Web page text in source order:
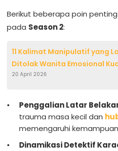
Berikut beberapa poin
pada Season 2:
11 Kalimat Manipulatif yang
Ditolak Wanita Emosional
Kesalahan Fatal
20 April 2026
Penggalian Latar
trauma masa kecil dan
memengaruhi kemampuan
Dinamikasi Detektif